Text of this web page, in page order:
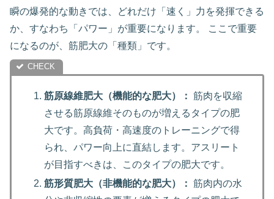
瞬の爆発的な動きでは、どれだけ「速く」力を発揮できる
か、すなわち「パワー」が重要になります。 ここで重要
になるのが、筋肥大の「種類」です。
筋原線維肥大（機能的な肥大）： 筋肉を収縮
させる筋原線維そのものが増えるタイプの肥
大です。高負荷・高速度のトレーニングで得
られ、パワー向上に直結します。アスリート
が目指すべきは、このタイプの肥大です。
筋形質肥大（非機能的な肥大）： 筋肉内の水